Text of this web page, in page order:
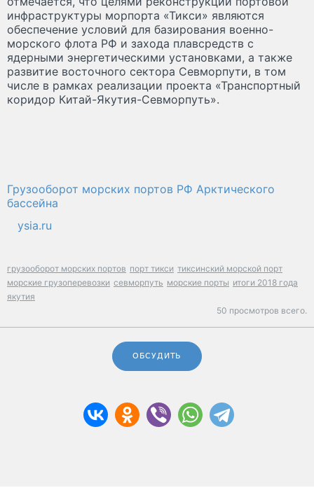
инфраструктуры морпорта «Тикси» являются
обеспечение условий для базирования военно-
морского флота РФ и захода плавсредств с
ядерными энергетическими установками, а также
развитие восточного сектора Севморпути, в том
числе в рамках реализации проекта «Транспортный
коридор Китай-Якутия-Севморпуть».
Грузооборот морских портов РФ Арктического
бассейна
ysia.ru
грузооборот морских портов порт тикси тиксинский морской порт
морские грузоперевозки севморпуть морские порты итоги 2018 года
якутия
50 просмотров всего.
ОБСУДИТЬ